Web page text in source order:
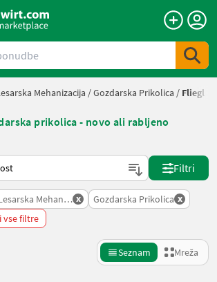
Mehanizacija /Gozdarska Prikolica / Fliegl
prikolica - novo ali rabljeno
na Landwirt.com
Filtri
Mehanizacija
x Gozdarska Prikolica x
vse filtre
Seznam Mreža